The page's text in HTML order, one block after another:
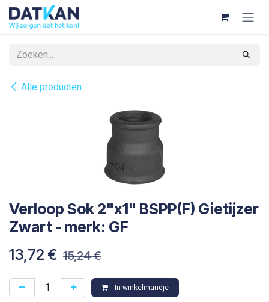
Overslaan naar inhoud
Alle producten
Verloop Sok 2"x1" BSPP(F) Gietijzer
Zwart - merk: GF
13,72 € 15,24€
In winkelmandje